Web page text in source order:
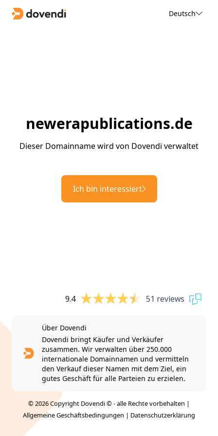
Deutsch
newerapublications.de
Dieser Domainname wird von Dovendi verwaltet
Ich bin interessiert
9.4 51 reviews
Über Dovendi
Dovendi bringt Käufer und Verkäufer
zusammen. Wir verwalten über 250.000
internationale Domainnamen und vermitteln
den Verkauf dieser Namen mit dem Ziel, ein
gutes Geschäft für alle Parteien zu erzielen.
© 2026 Copyright Dovendi © - alle Rechte vorbehalten |
Allgemeine Geschäftsbedingungen | Datenschutzerklärung